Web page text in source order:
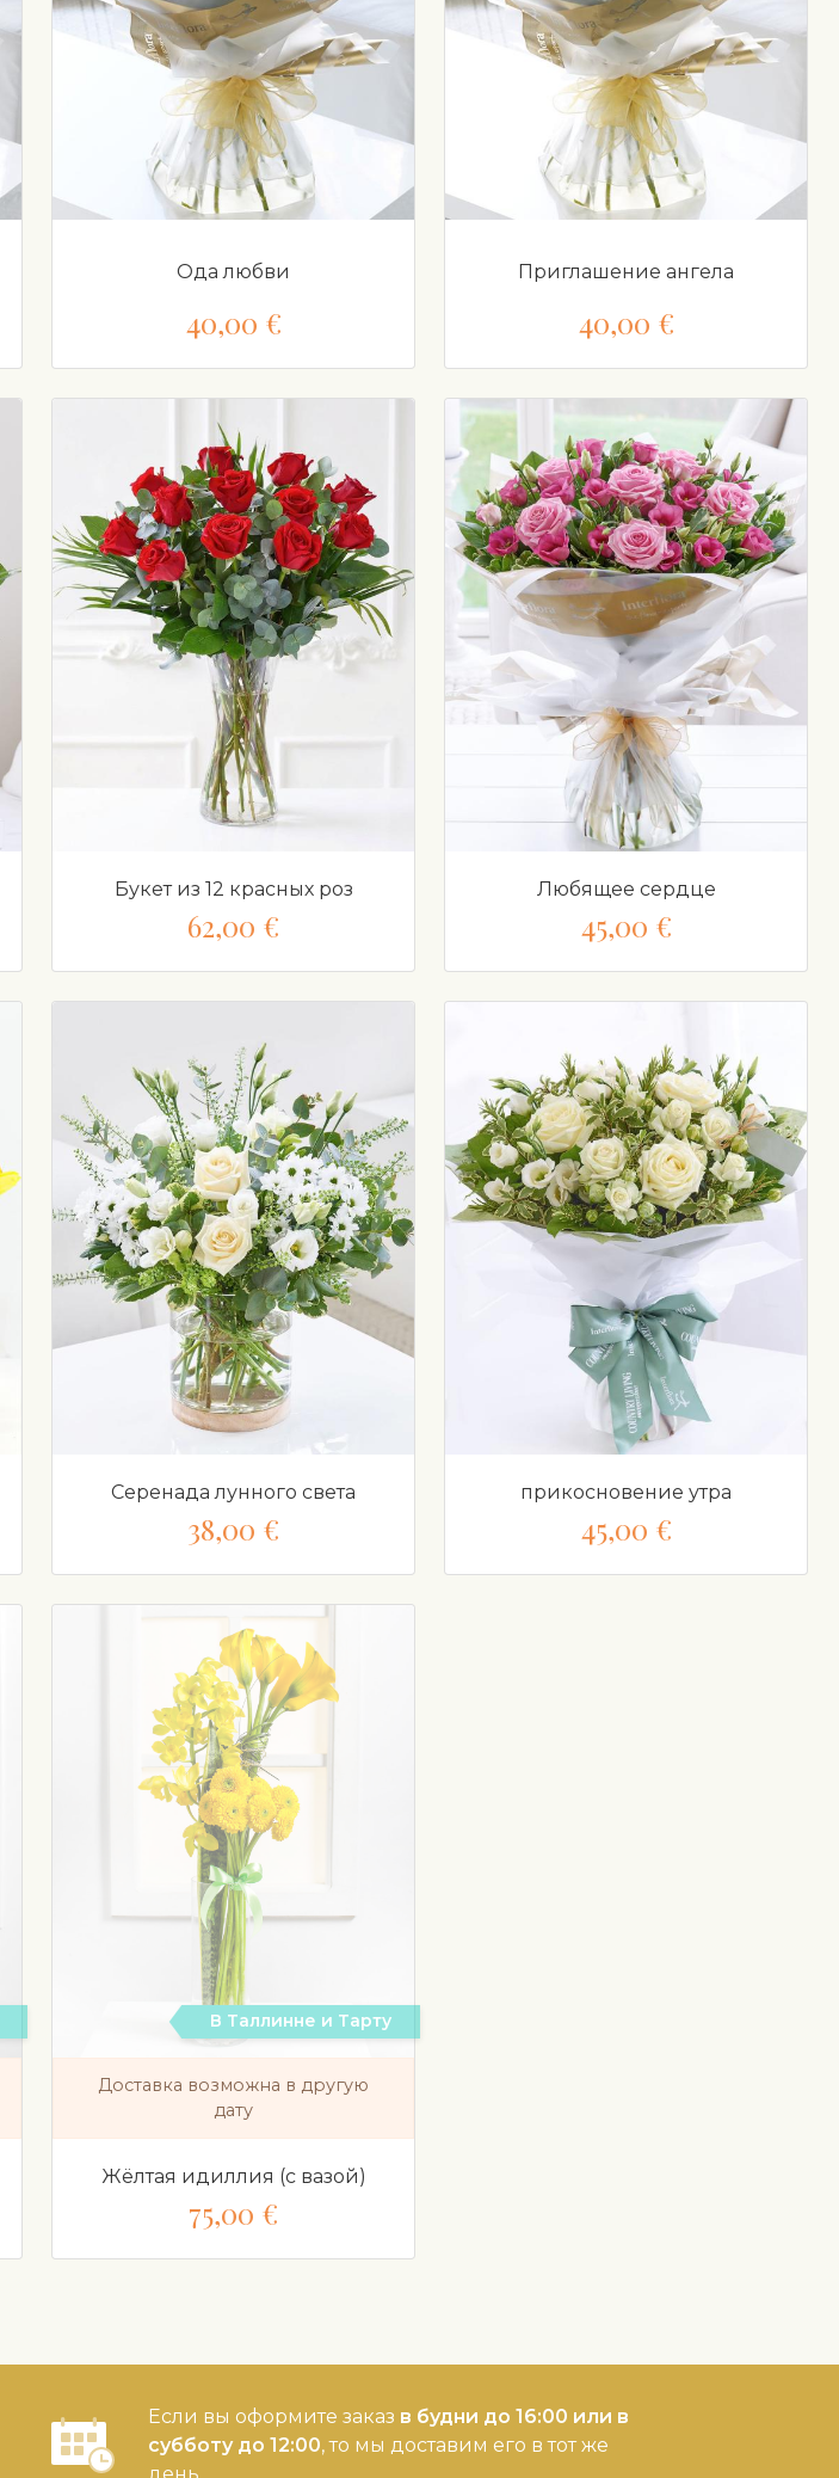
Ода любви
40,00 €
Приглашение ангела
40,00 €
Букет из 12 красных роз
62,00 €
Любящее сердце
45,00 €
Серенада лунного света
38,00 €
прикосновение утра
45,00 €
В Таллинне и Тарту
Доставка возможна в другую
дату
Жёлтая идиллия (с вазой)
75,00 €
Если вы оформите заказ в будни до 16:00 или в
субботу до 12:00, то мы доставим его в тот же
день.